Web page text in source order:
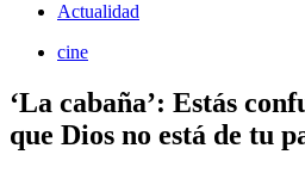
Actualidad
cine
‘La cabaña’: Estás
que Dios no está de tu